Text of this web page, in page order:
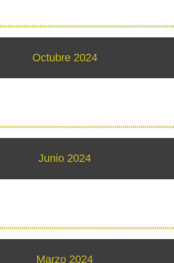
Octubre 2024
Junio 2024
Marzo 2024